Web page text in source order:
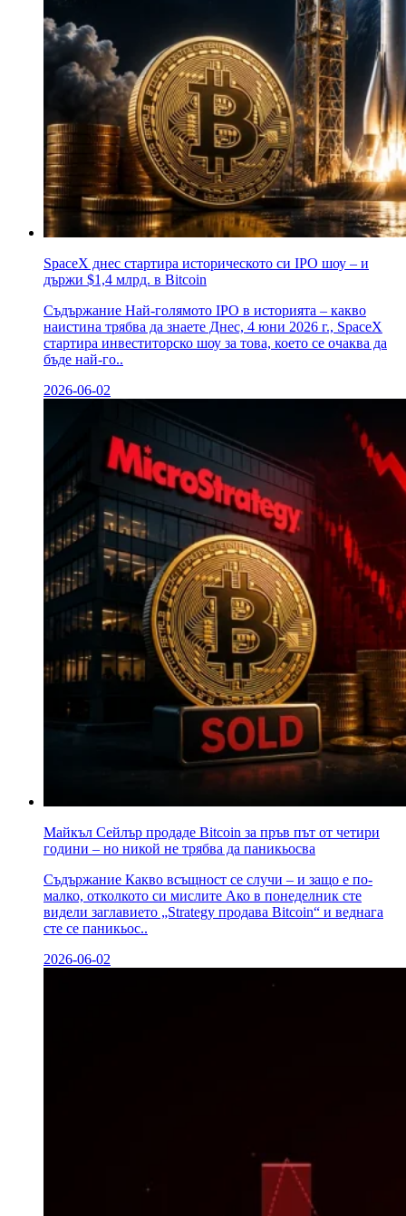
SpaceX днес стартира историческото си IPO шоу – и
държи $1,4 млрд. в Bitcoin
Съдържание Най-голямото IPO в историята – какво
наистина трябва да знаете Днес, 4 юни 2026 г., SpaceX
стартира инвеститорско шоу за това, което се очаква да
бъде най-го..
2026-06-02
Майкъл Сейлър продаде Bitcoin за пръв път от четири
години – но никой не трябва да паникьосва
Съдържание Какво всъщност се случи – и защо е по-
малко, отколкото си мислите Ако в понеделник сте
видели заглавието „Strategy продава Bitcoin“ и веднага
сте се паникьос..
2026-06-02